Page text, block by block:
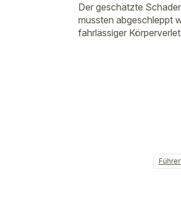
Der geschätzte
mussten abgeschleppt
fahrlässiger